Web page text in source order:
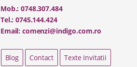
Mob.:0748.307.484
Tel.:0745.144.424
Email:comenzi@indigo.com.ro
Blog Contact Texte Invitatii